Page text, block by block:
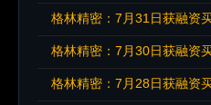
格林精密：7月31日获融资
格林精密：7月30日获融资
格林精密：7月28日获融资